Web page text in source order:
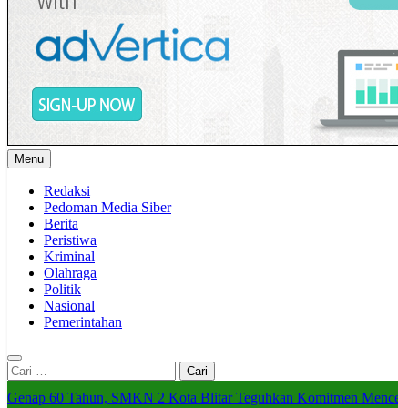
Menu
Redaksi
Pedoman Media Siber
Berita
Peristiwa
Kriminal
Olahraga
Politik
Nasional
Pemerintahan
Cari
untuk:
Genap 60 Tahun, SMKN 2 Kota Blitar Teguhkan Komitmen